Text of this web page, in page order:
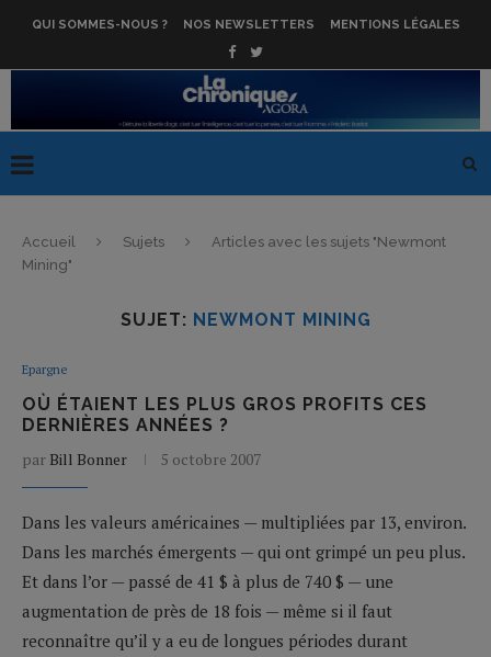
QUI SOMMES-NOUS ? NOS NEWSLETTERS MENTIONS LÉGALES
Accueil Sujets
Articles avec les sujets "Newmont
Mining"
SUJET: NEWMONT MINING
Epargne
OÙ ÉTAIENT LES PLUS GROS PROFITS CES
DERNIÈRES ANNÉES ?
par Bill Bonner 5 octobre 2007
Dans les valeurs américaines — multipliées par 13, environ.
Dans les marchés émergents — qui ont grimpé un peu plus.
Et dans l’or — passé de 41 $ à plus de 740 $ — une
augmentation de près de 18 fois — même si il faut
reconnaître qu’il y a eu de longues périodes durant